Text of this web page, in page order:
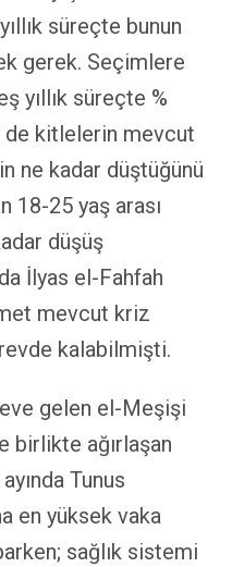
süreçte bunun
gerek. Seçimlere
yıllık süreçte %
de kitlelerin mevcut
ne kadar düştüğünü
18-25 yaş arası
düşüş
İlyas el-Fahfah
mevcut kriz
kalabilmişti.
gelen el-Meşişi
birlikte ağırlaşan
Tunus
en yüksek vaka
sağlık sistemi